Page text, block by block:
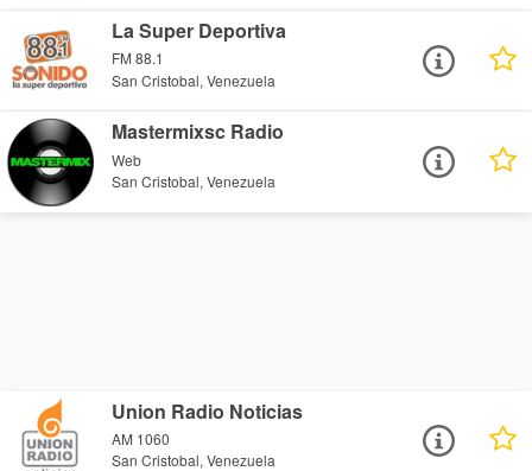
La Super Deportiva
FM 88.1
San Cristobal, Venezuela
Mastermixsc Radio
Web
San Cristobal, Venezuela
Union Radio Noticias
AM 1060
San Cristobal, Venezuela